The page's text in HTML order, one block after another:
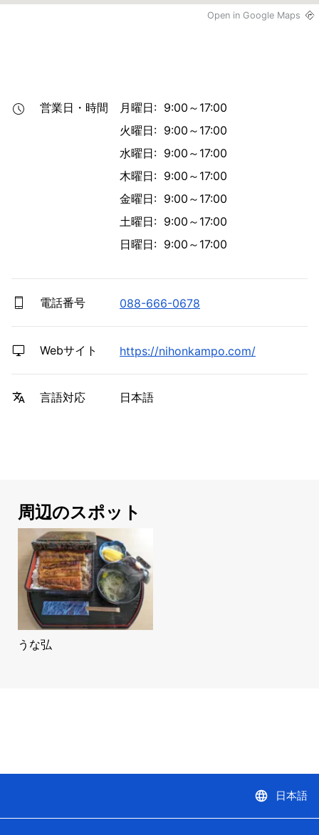
Open in Google Maps
営業日・時間
月曜日: 9:00～17:00
火曜日: 9:00～17:00
水曜日: 9:00～17:00
木曜日: 9:00～17:00
金曜日: 9:00～17:00
土曜日: 9:00～17:00
日曜日: 9:00～17:00
電話番号 088-666-0678
Webサイト https://nihonkampo.com/
言語対応 日本語
周辺のスポット
うな弘
language 日本語